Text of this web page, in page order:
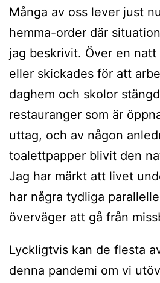
Många av oss lever just
hemma-order där
jag beskrivit. Över en
eller skickades för att
daghem och skolor
restauranger som är
uttag, och av någon
toalettpapper blivit den
Jag har märkt att livet
har några tydliga
överväger att gå från
Lyckligtvis kan de flesta
denna pandemi om vi